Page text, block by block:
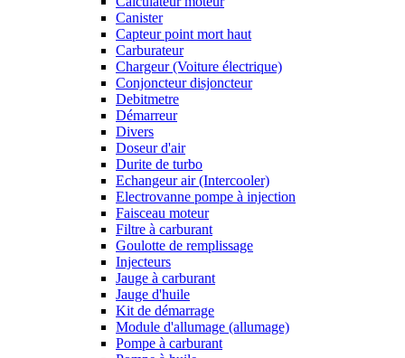
Canister
Capteur point mort haut
Carburateur
Chargeur (Voiture électrique)
Conjoncteur disjoncteur
Debitmetre
Démarreur
Divers
Doseur d'air
Durite de turbo
Echangeur air (Intercooler)
Electrovanne pompe à injection
Faisceau moteur
Filtre à carburant
Goulotte de remplissage
Injecteurs
Jauge à carburant
Jauge d'huile
Kit de démarrage
Module d'allumage (allumage)
Pompe à carburant